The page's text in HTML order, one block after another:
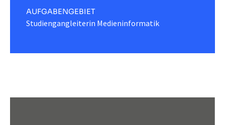
AUFGABENGEBIET
Studiengangleiterin Medieninformatik